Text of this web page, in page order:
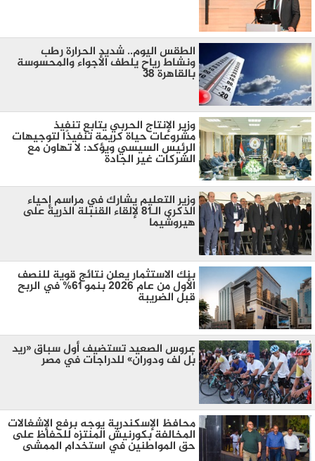
الطقس اليوم.. شديد الحرارة رطب
ونشاط رياح يلطف الأجواء والمحسوسة
بالقاهرة 38
وزير الإنتاج الحربي يتابع تنفيذ
مشروعات حياة كريمة تنفيذًا لتوجيهات
الرئيس السيسي ويؤكد: لا تهاون مع
الشركات غير الجادة
وزير التعليم يشارك في مراسم إحياء
الذكرى الـ81 لإلقاء القنبلة الذرية على
هيروشيما
بنك الاستثمار يعلن نتائج قوية للنصف
الأول من عام 2026 بنمو 61% في الربح
قبل الضريبة
عروس الصعيد تستضيف أول سباق «ريد
بُل لف ودوران» للدراجات في مصر
محافظ الإسكندرية يوجه برفع الإشغالات
المخالفة بكورنيش المنتزه للحفاظ على
حق المواطنين في استخدام الممشى